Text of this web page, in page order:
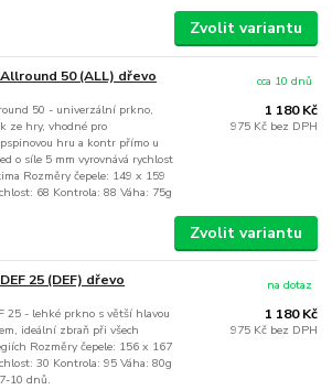
Zvolit variantu
50 (ALL) dřevo
50 - univerzální prkno,
ze hry, vhodné pro
hru a kontr přímo u
o síle 5 mm vyrovnává rychlost
Rozměry čepele: 149 x 159
68 Kontrola: 88 Váha: 75g
1 180 Kč
975 Kč bez DPH
cca 10 dnů
Zvolit variantu
25 (DEF) dřevo
25 - lehké prkno s větší hlavou
ideální zbraň při všech
Rozměry čepele: 156 x 167
30 Kontrola: 95 Váha: 80g
10 dnů.
1 180 Kč
975 Kč bez DPH
na dotaz